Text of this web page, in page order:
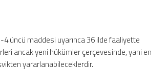
4 üncü maddesi uyarınca 36 ilde faaliyette
ancak yeni hükümler çerçevesinde, yani en
yararlanabileceklerdir.